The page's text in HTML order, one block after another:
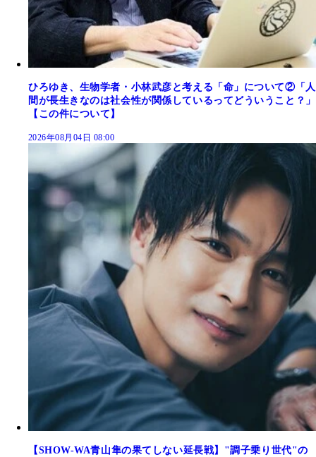
ひろゆき、生物学者・小林武彦と考える「命」について②「人
間が長生きなのは社会性が関係しているってどういうこと？」
【この件について】
2026年08月04日 08:00
【SHOW-WA青山隼の果てしない延長戦】"調子乗り世代"の